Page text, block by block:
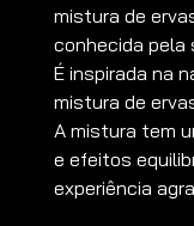
mistura de
conhecida pela
É inspirada na
mistura de
A mistura tem
e efeitos
experiência